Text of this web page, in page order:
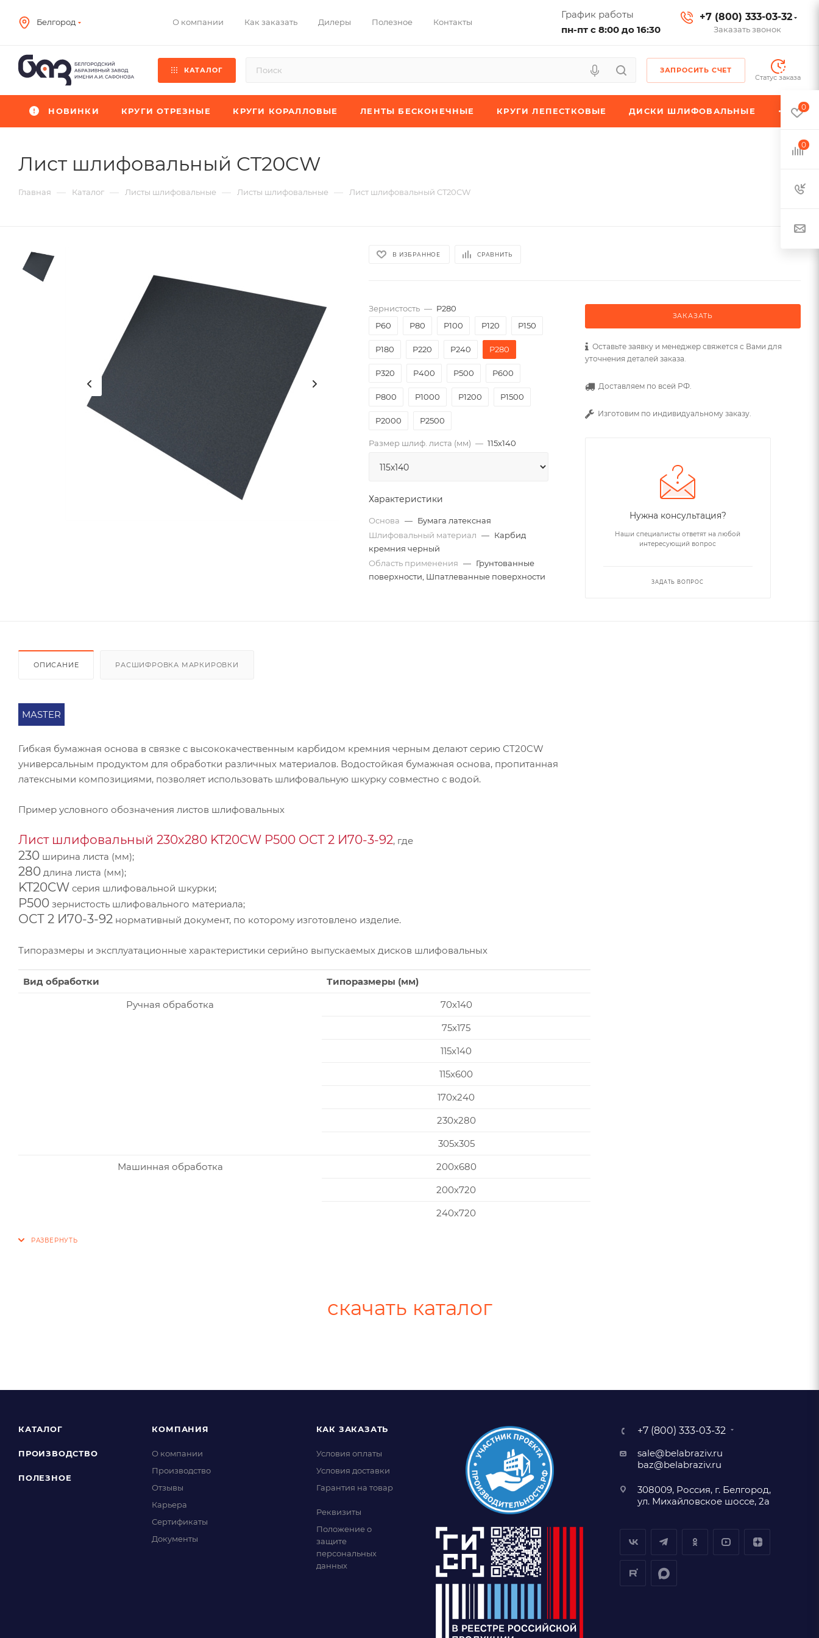
Белгород О компании Как заказать Дилеры Полезное Контакты
График работы
пн-пт с 8:00 до 16:30
+7 (800) 333-03-32
Заказать звонок
КАТАЛОГ
ЗАПРОСИТЬ СЧЕТ
Статус заказа
НОВИНКИ КРУГИ ОТРЕЗНЫЕ КРУГИ КОРАЛЛОВЫЕ ЛЕНТЫ БЕСКОНЕЧНЫЕ КРУГИ ЛЕПЕСТКОВЫЕ ДИСКИ ШЛИФОВАЛЬНЫЕ
Лист шлифовальный CT20CW
Главная — Каталог — Листы шлифовальные — Листы шлифовальные — Лист шлифовальный CT20CW
В ИЗБРАННОЕ СРАВНИТЬ
Зернистость — P280
P60
P80 P100 P120 P150
P180 P220 P240 P280
P320 P400 P500 P600
P800 P1000 P1200 P1500
P2000 Р2500
Размер шлиф. листа (мм) — 115х140
Характеристики
Основа — Бумага латексная
Шлифовальный материал — Карбид
кремния черный
Область применения — Грунтованные
поверхности, Шпатлеванные поверхности
ЗАКАЗАТЬ
Оставьте заявку и менеджер свяжется с Вами для
уточнения деталей заказа.
Доставляем по всей РФ.
Изготовим по индивидуальному заказу.
Нужна консультация?
Наши специалисты ответят на любой
интересующий вопрос
ЗАДАТЬ ВОПРОС
ОПИСАНИЕ РАСШИФРОВКА МАРКИРОВКИ
MASTER
Гибкая бумажная основа в связке с высококачественным карбидом кремния черным делают серию СT20CW
универсальным продуктом для обработки различных материалов. Водостойкая бумажная основа, пропитанная
латексными композициями, позволяет использовать шлифовальную шкурку совместно с водой.
Пример условного обозначения листов шлифовальных
Лист шлифовальный 230х280 KT20CW P500 ОСТ 2 И70-3-92, где
230 ширина листа (мм);
280 длина листа (мм);
KT20CW серия шлифовальной шкурки;
P500 зернистость шлифовального материала;
ОСТ 2 И70-3-92 нормативный документ, по которому изготовлено изделие.
Типоразмеры и эксплуатационные характеристики серийно выпускаемых дисков шлифовальных
Вид обработки
Типоразмеры (мм)
Ручная обработка
70x140
75x175
115x140
115x600
170x240
230x280
305x305
Машинная обработка
200х680
200х720
240х720
скачать каталог
КАТАЛОГ
ПРОИЗВОДСТВО
ПОЛЕЗНОЕ
КОМПАНИЯ
О компании
Производство
Отзывы
Карьера
Сертификаты
Документы
КАК ЗАКАЗАТЬ
Условия оплаты
Условия доставки
Гарантия на товар
Реквизиты
Положение о
защите
персональных
данных
+7 (800) 333-03-32
sale@belabraziv.ru
baz@belabraziv.ru
308009, Россия, г. Белгород,
ул. Михайловское шоссе, 2а
0
0